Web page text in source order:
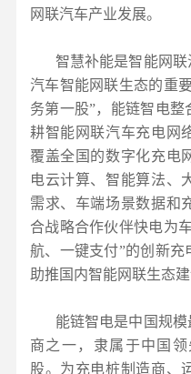
网联汽车产业发展。
智慧补能是智能网
汽车智能网联生态的重
务第一股”，能链智电
耕智能网联汽车充电网
覆盖全国的数字化充电
电云计算、智能算法、
需求、车端场景数据和
合战略合作伙伴快电为
航、一键支付”的创新充
助推国内智能网联生态建
能链智电是中国规
商之一，隶属于中国
股。为充电桩制造商、